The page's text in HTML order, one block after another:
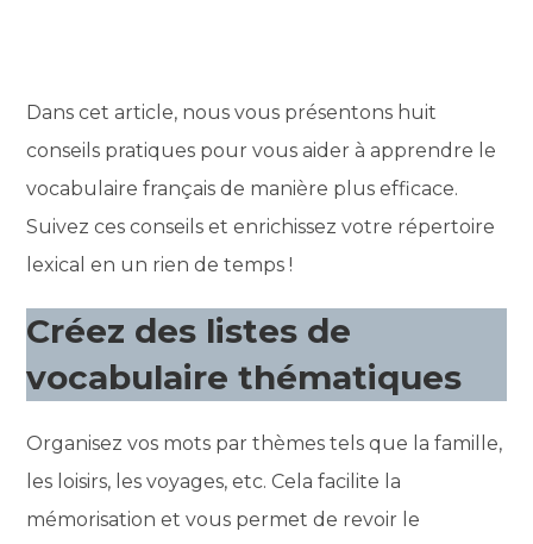
Dans cet article, nous vous présentons huit
conseils pratiques pour vous aider à apprendre le
vocabulaire français de manière plus efficace.
Suivez ces conseils et enrichissez votre répertoire
lexical en un rien de temps !
Créez des listes de
vocabulaire thématiques
Organisez vos mots par thèmes tels que la famille,
les loisirs, les voyages, etc. Cela facilite la
mémorisation et vous permet de revoir le